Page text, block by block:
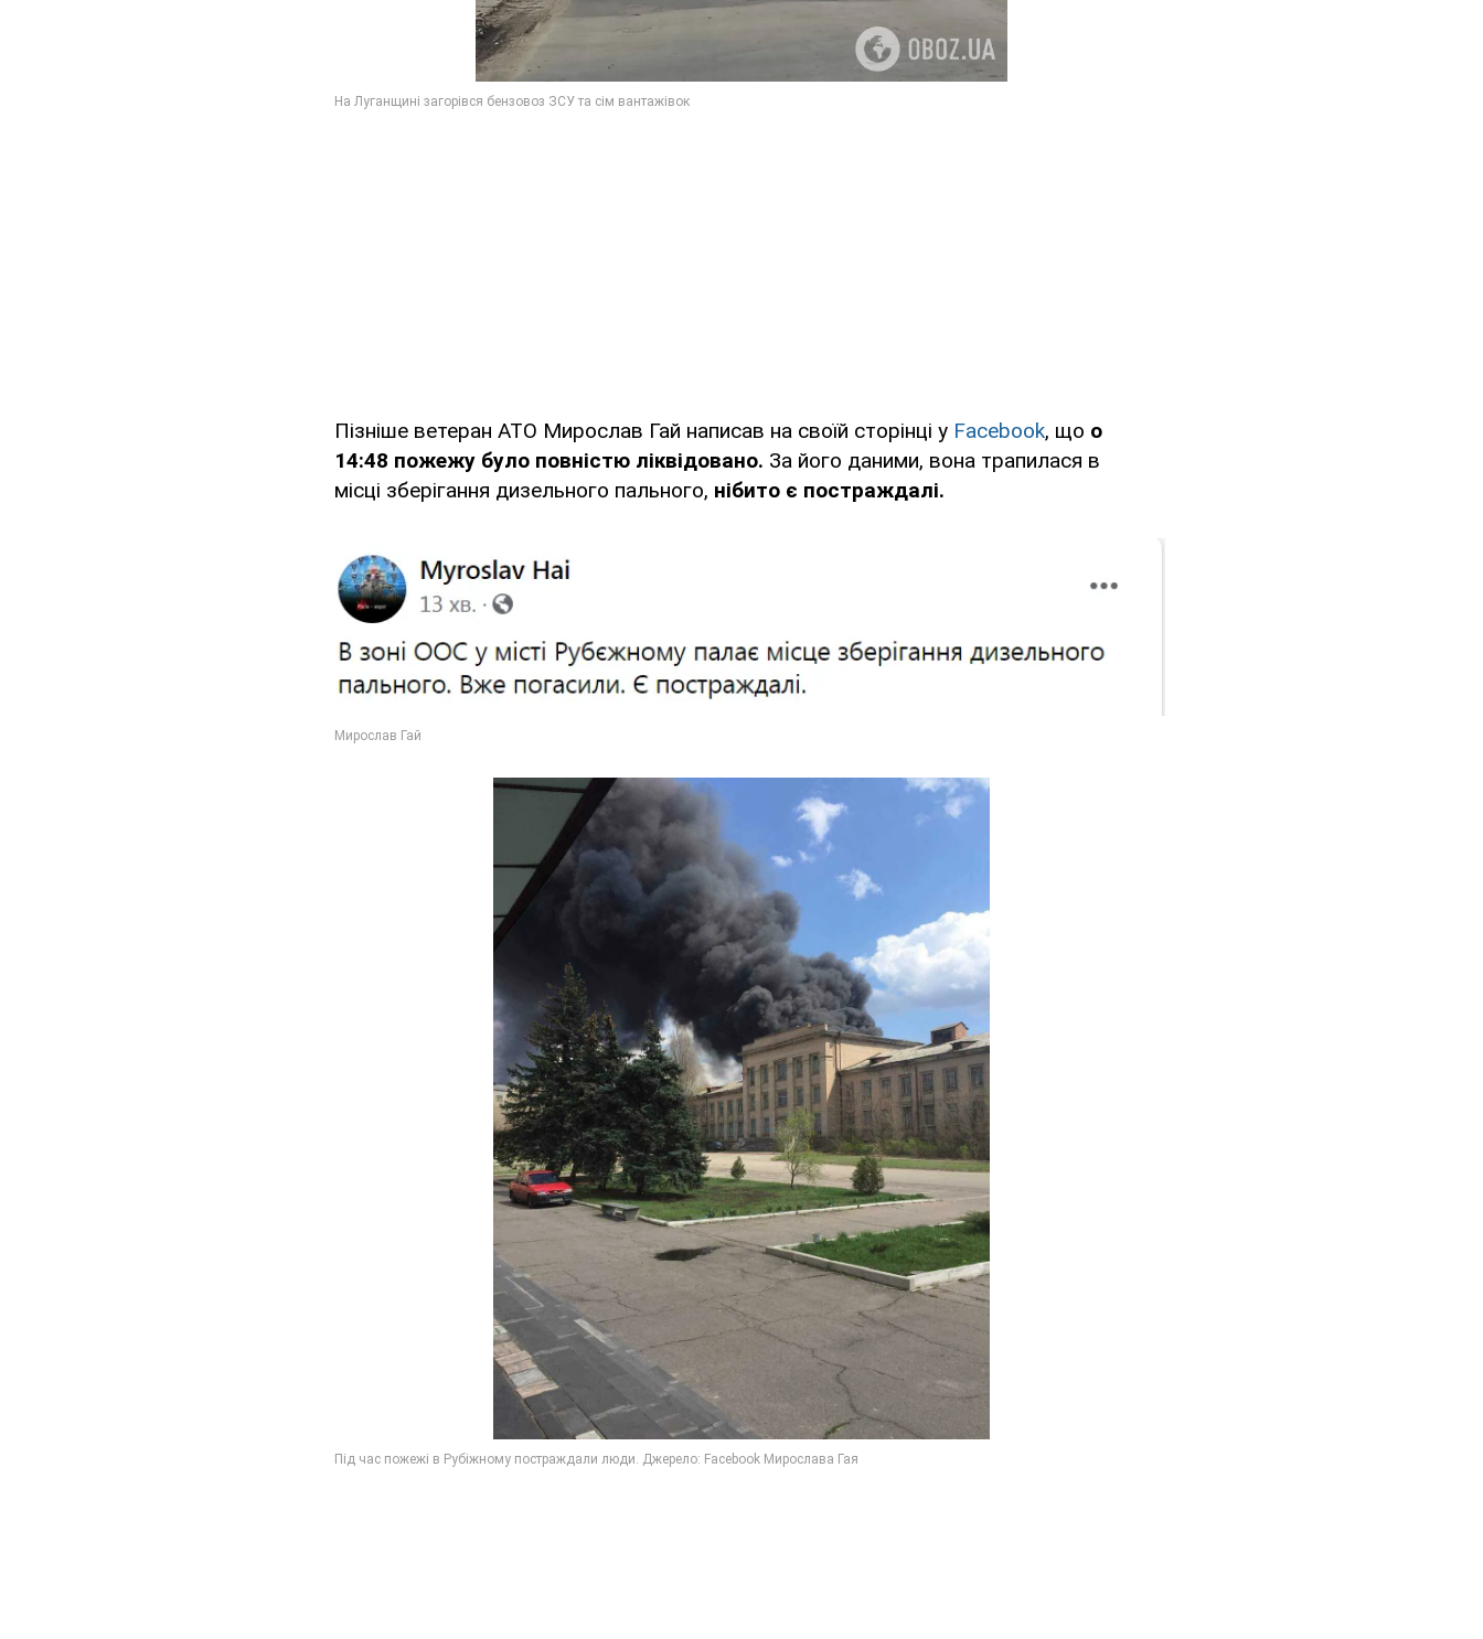
Пізніше ветеран АТО Мирослав Гай написав на своїй сторінці у Facebook, що о
14:48 пожежу було повністю ліквідовано. За його даними, вона трапилася в
місці зберігання дизельного пального, нібито є постраждалі.